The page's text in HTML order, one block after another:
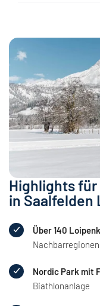
Highlights
in Saalfelden
Über 140
Nachbarregionen
Nordic Park mit
Biathlonanlage